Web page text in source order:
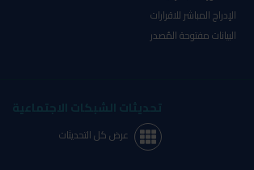
الإدراج المباشر للاقرارات
البيانات مفتوحة المُصدر
تحديثات الشبكات الاجتماعية
عرض كل التحديثات